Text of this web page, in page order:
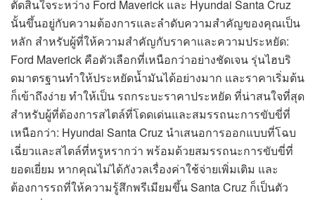
ตัดสินใจระหว่าง Ford Maverick และ Hyundai Santa Cruz
นั้นขึ้นอยู่กับความต้องการและลำดับความสำคัญของคุณเป็น
หลัก สำหรับผู้ที่ให้ความสำคัญกับราคาและความประหยัด:
Ford Maverick คือตัวเลือกที่เหนือกว่าอย่างชัดเจน รุ่นไฮบริ
ดมาตรฐานทำให้ประหยัดน้ำมันได้อย่างมาก และราคาเริ่มต้น
ก็เข้าถึงง่าย ทำให้เป็น รถกระบะราคาประหยัด ที่น่าสนใจที่สุด
สำหรับผู้ที่ต้องการสไตล์ที่โดดเด่นและสมรรถนะการขับขี่ที่
เหนือกว่า: Hyundai Santa Cruz นำเสนอการออกแบบที่โฉบ
เฉี่ยวและสไตล์ที่หรูหรากว่า พร้อมด้วยสมรรถนะการขับขี่ที่
ยอดเยี่ยม หากคุณไม่ได้กังวลเรื่องค่าใช้จ่ายเพิ่มเติม และ
ต้องการรถที่ให้ความรู้สึกพรีเมียมขึ้น Santa Cruz ก็เป็นตัว